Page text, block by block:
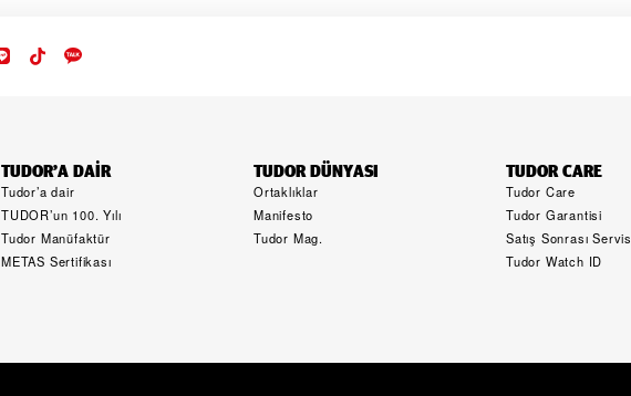
TUDOR’A DAIR
Tudor’a dair
TUDOR’un 100. Yılı
Tudor Manüfaktür
METAS Sertifikası
TUDOR DÜNYASI
Ortaklıklar
Manifesto
Tudor Mag.
TUDOR CARE
Tudor Care
Tudor Garantisi
Satış Sonrası Servis
Tudor Watch ID